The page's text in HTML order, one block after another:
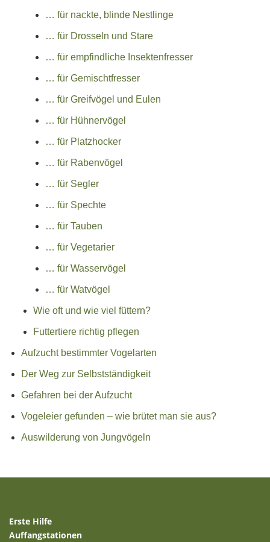
… für nackte, blinde Nestlinge
… für Drosseln und Stare
… für empfindliche Insektenfresser
… für Gemischtfresser
… für Greifvögel und Eulen
… für Hühnervögel
… für Platzhocker
… für Rabenvögel
… für Segler
… für Spechte
… für Tauben
… für Vegetarier
… für Wasservögel
… für Watvögel
Wie oft und wie viel füttern?
Futtertiere richtig pflegen
Aufzucht bestimmter Vogelarten
Der Weg zur Selbstständigkeit
Gefahren bei der Aufzucht
Vogeleier gefunden – wie brütet man sie aus?
Auswilderung von Jungvögeln
Erste Hilfe
Auffangstationen